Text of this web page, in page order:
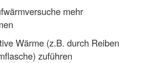
mehr
Wärme (z.B. durch Reiben
zuführen